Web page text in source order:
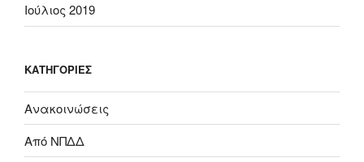
Ιούλιος 2019
KΑΤΗΓΟΡΊΕΣ
Ανακοινώσεις
Από ΝΠΔΔ